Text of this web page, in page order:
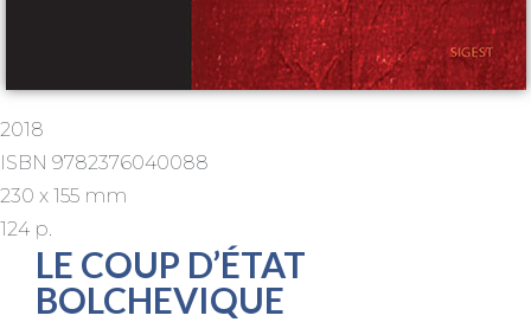
2018
ISBN 9782376040088
230 x 155 mm
124 p.
LE COUP D’ÉTAT
BOLCHEVIQUE